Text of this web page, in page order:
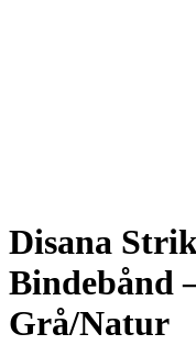
Disana
Bindebånd
Grå/Natur